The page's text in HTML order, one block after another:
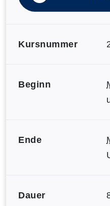
Kursnummer
Beginn
Ende
Dauer